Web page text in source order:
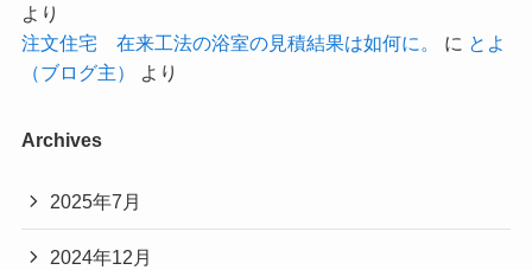
より
注文住宅 在来工法の浴室の見積結果は如何に。
に とよ
（ブログ主）
より
Archives
2025年7月
2024年12月